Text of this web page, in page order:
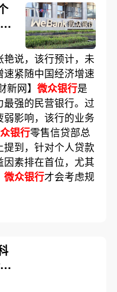
说，该行预计，未
紧随中国经济增速
网】 微众银行是
强的民营银行。过
影响，该行的业务
银行零售信贷部总
到，针对个人贷款
素排在首位，尤其
微众银行才会考虑规